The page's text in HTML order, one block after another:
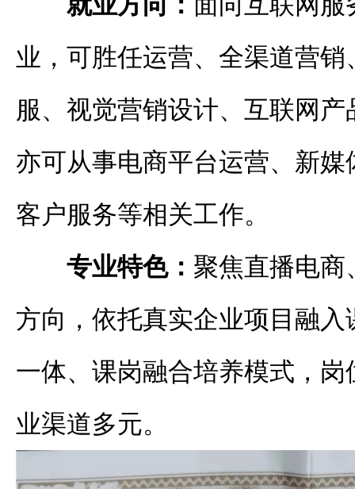
业，可胜任运营、全渠道营销
服、视觉营销设计、互联网
亦可从事电商平台运营、新
客户服务等相关工作。
专业特色： 聚焦直播电商
方向，依托真实企业项目融
一体、课岗融合培养模式，
业渠道多元。